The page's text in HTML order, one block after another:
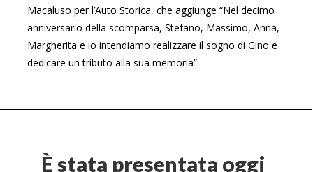
Macaluso per l’Auto Storica, che aggiunge “Nel decimo
anniversario della scomparsa, Stefano, Massimo, Anna,
Margherita e io intendiamo realizzare il sogno di Gino e
dedicare un tributo alla sua memoria”.
È stata presentata oggi